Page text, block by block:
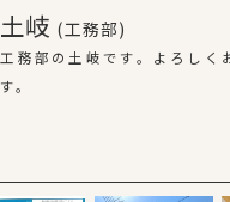
土岐 (工務部)
工務部の土岐です。よろしく
す。